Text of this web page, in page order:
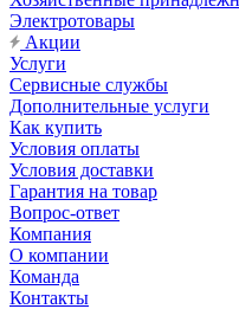
Электротовары
Акции
Услуги
Сервисные службы
Дополнительные услуги
Как купить
Условия оплаты
Условия доставки
Гарантия на товар
Вопрос-ответ
Компания
О компании
Команда
Контакты